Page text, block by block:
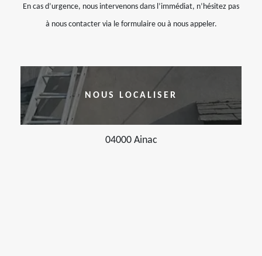
En cas d’urgence, nous intervenons dans l’immédiat, n’hésitez pas
à nous contacter via le formulaire ou à nous appeler.
NOUS LOCALISER
04000 Ainac